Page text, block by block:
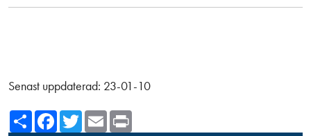
Senast uppdaterad: 23-01-10
ShareFacebook
TwitterEmail